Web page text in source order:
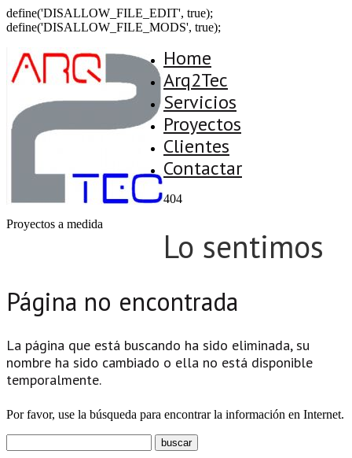
define('DISALLOW_FILE_EDIT', true);
define('DISALLOW_FILE_MODS', true);
Proyectos a medida
Home
Arq2Tec
Servicios
Proyectos
Clientes
Contactar
404
Lo sentimos
Página no encontrada
La página que está buscando ha sido eliminada, su
nombre ha sido cambiado o ella no está disponible
temporalmente.
Por favor, use la búsqueda para encontrar la información en Internet.